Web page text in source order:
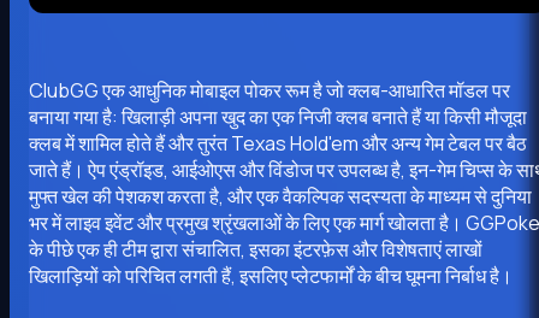
ClubGG एक आधुनिक मोबाइल पोकर रूम है जो क्लब-आधारित मॉडल पर
बनाया गया है: खिलाड़ी अपना खुद का एक निजी क्लब बनाते हैं या किसी मौजूदा
क्लब में शामिल होते हैं और तुरंत Texas Hold'em और अन्य गेम टेबल पर बैठ
जाते हैं। ऐप एंड्रॉइड, आईओएस और विंडोज पर उपलब्ध है, इन-गेम चिप्स के
मुफ्त खेल की पेशकश करता है, और एक वैकल्पिक सदस्यता के माध्यम से दुनिया
भर में लाइव इवेंट और प्रमुख श्रृंखलाओं के लिए एक मार्ग खोलता है।
के पीछे एक ही टीम द्वारा संचालित, इसका इंटरफ़ेस और विशेषताएं लाखों
खिलाड़ियों को परिचित लगती हैं, इसलिए प्लेटफार्मों के बीच घूमना निर्बाध है।